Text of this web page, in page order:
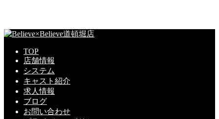
TOP
店舗情報
システム
キャスト紹介
求人情報
ブログ
お問い合わせ